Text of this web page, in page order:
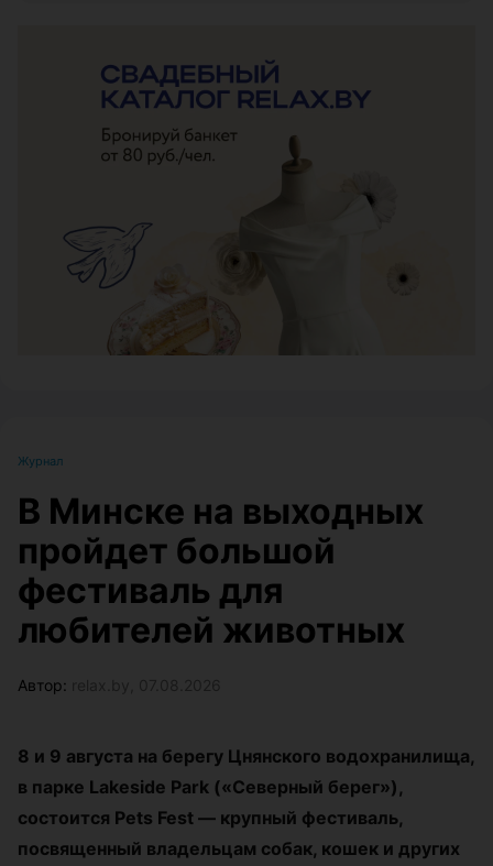
Журнал
В Минске на выходных
пройдет большой
фестиваль для
любителей животных
Автор:
8 и 9 августа на берегу Цнянского водохранилища,
в парке Lakeside Park («Северный берег»),
состоится Pets Fest — крупный фестиваль,
посвященный владельцам собак, кошек и других